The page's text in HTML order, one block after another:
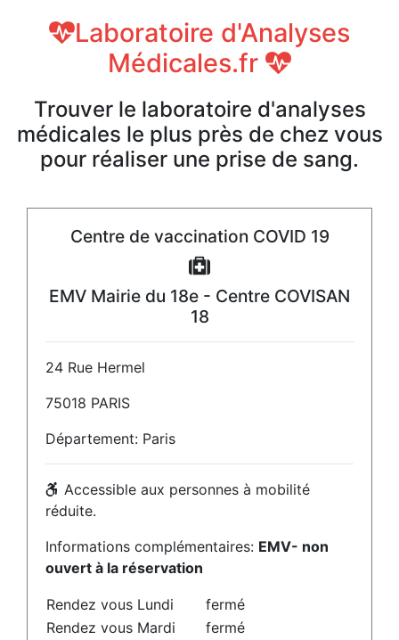
Laboratoire d'Analyses
Médicales.fr
Trouver le laboratoire d'analyses
médicales le plus près de chez vous
pour réaliser une prise de sang.
Centre de vaccination COVID 19
EMV Mairie du 18e - Centre COVISAN
18
24 Rue Hermel
75018 PARIS
Département: Paris
Accessible aux personnes à mobilité
réduite.
Informations complémentaires: EMV- non
ouvert à la réservation
Rendez vous Lundi
fermé
Rendez vous Mardi
fermé